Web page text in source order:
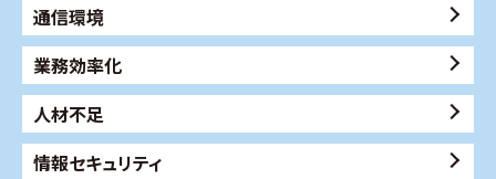
通信環境
業務効率化
人材不足
情報セキュリティ